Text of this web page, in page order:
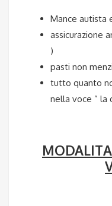
Mance autista
assicurazione
)
pasti non
tutto quanto
nella voce ” la